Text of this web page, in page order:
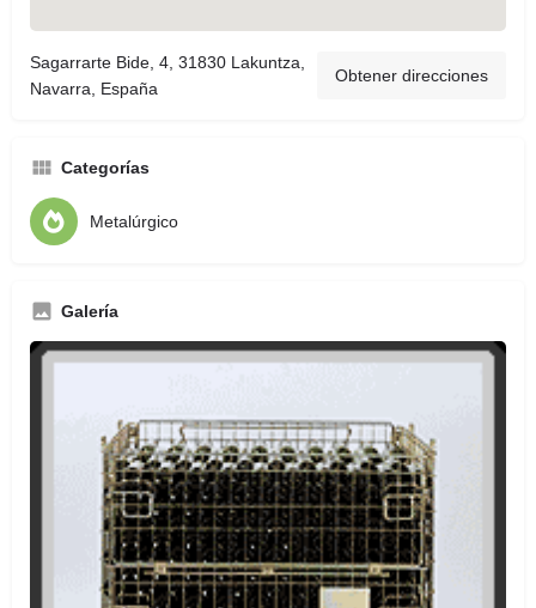
Sagarrarte Bide, 4, 31830 Lakuntza,
Navarra, España
Obtener direcciones
Categorías
Metalúrgico
Galería